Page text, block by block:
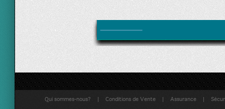
Qui sommes-nous? | Conditions de Vente | Assurance |